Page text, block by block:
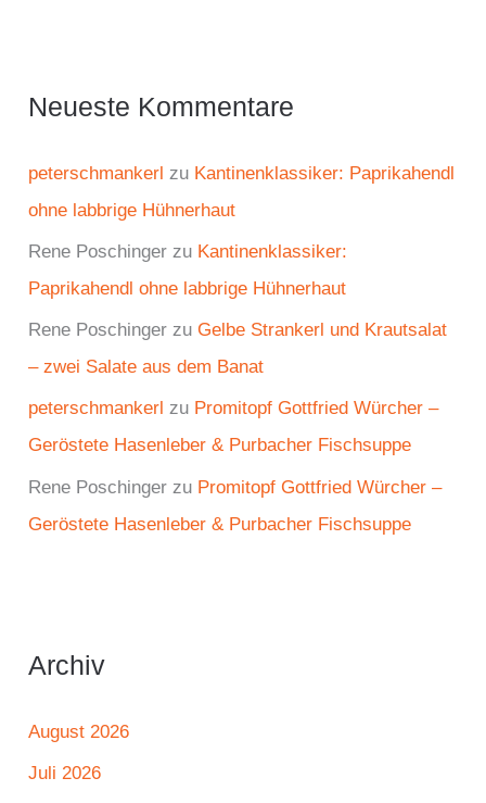
Neueste Kommentare
peterschmankerl zu Kantinenklassiker: Paprikahendl
ohne labbrige Hühnerhaut
Rene Poschinger zu Kantinenklassiker:
Paprikahendl ohne labbrige Hühnerhaut
Rene Poschinger zuGelbe Strankerl und Krautsalat
– zwei Salate aus dem Banat
peterschmankerl zu Promitopf Gottfried Würcher –
Geröstete Hasenleber & Purbacher Fischsuppe
Rene Poschinger zu Promitopf Gottfried Würcher –
Geröstete Hasenleber & Purbacher Fischsuppe
Archiv
August 2026
Juli 2026